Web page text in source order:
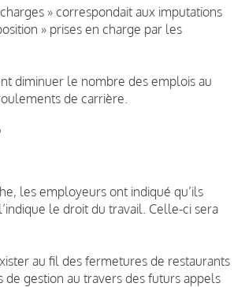
» correspondait aux imputations
» prises en charge par les
diminuer le nombre des emplois au
de carrière.
les employeurs ont indiqué qu’ils
le droit du travail. Celle-ci sera
au fil des fermetures de restaurants
gestion au travers des futurs appels